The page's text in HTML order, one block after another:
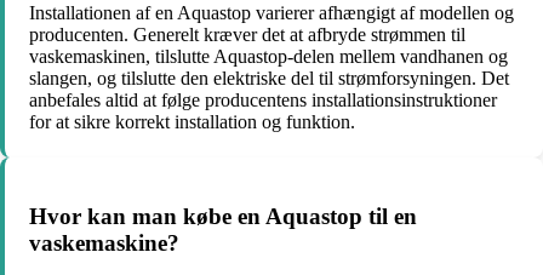
Installationen af en Aquastop varierer afhængigt af modellen og
producenten. Generelt kræver det at afbryde strømmen til
vaskemaskinen, tilslutte Aquastop-delen mellem vandhanen og
slangen, og tilslutte den elektriske del til strømforsyningen. Det
anbefales altid at følge producentens installationsinstruktioner
for at sikre korrekt installation og funktion.
Hvor kan man købe en Aquastop til en
vaskemaskine?